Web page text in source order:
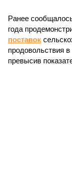
Ранее
года
поставок
продовольствия
превысив